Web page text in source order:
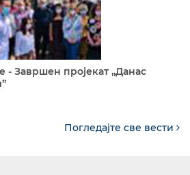
- Завршен пројекат „Данас
Погледајте све вести